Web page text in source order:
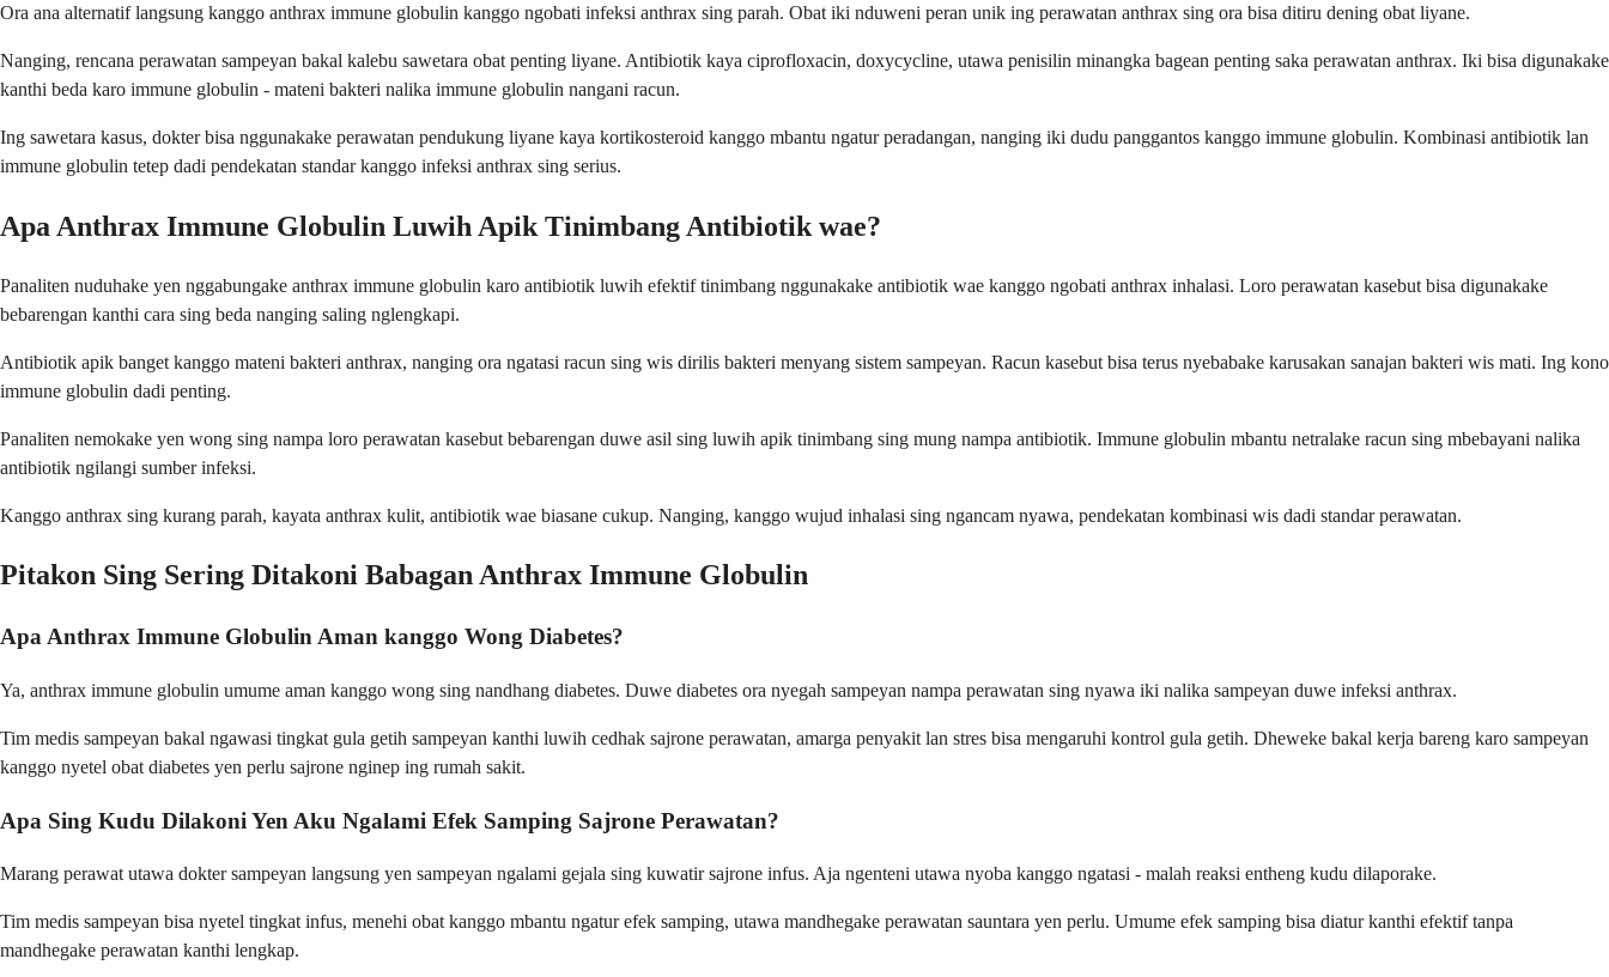
Ora ana alternatif langsung kanggo anthrax immune globulin kanggo ngobati infeksi anthrax sing parah. Obat iki nduweni peran unik ing perawatan anthrax sing ora bisa ditiru dening obat liyane.
Nanging, rencana perawatan sampeyan bakal kalebu sawetara obat penting liyane. Antibiotik kaya ciprofloxacin, doxycycline, utawa penisilin minangka bagean penting saka perawatan anthrax. Iki bisa digunakake
kanthi beda karo immune globulin - mateni bakteri nalika immune globulin nangani racun.
Ing sawetara kasus, dokter bisa nggunakake perawatan pendukung liyane kaya kortikosteroid kanggo mbantu ngatur peradangan, nanging iki dudu panggantos kanggo immune globulin. Kombinasi antibiotik lan
immune globulin tetep dadi pendekatan standar kanggo infeksi anthrax sing serius.
Apa Anthrax Immune Globulin Luwih Apik Tinimbang Antibiotik wae?
Panaliten nuduhake yen nggabungake anthrax immune globulin karo antibiotik luwih efektif tinimbang nggunakake antibiotik wae kanggo ngobati anthrax inhalasi. Loro perawatan kasebut bisa digunakake
bebarengan kanthi cara sing beda nanging saling nglengkapi.
Antibiotik apik banget kanggo mateni bakteri anthrax, nanging ora ngatasi racun sing wis dirilis bakteri menyang sistem sampeyan. Racun kasebut bisa terus nyebabake karusakan sanajan bakteri wis mati. Ing kono
immune globulin dadi penting.
Panaliten nemokake yen wong sing nampa loro perawatan kasebut bebarengan duwe asil sing luwih apik tinimbang sing mung nampa antibiotik. Immune globulin mbantu netralake racun sing mbebayani nalika
antibiotik ngilangi sumber infeksi.
Kanggo anthrax sing kurang parah, kayata anthrax kulit, antibiotik wae biasane cukup. Nanging, kanggo wujud inhalasi sing ngancam nyawa, pendekatan kombinasi wis dadi standar perawatan.
Pitakon Sing Sering Ditakoni Babagan Anthrax Immune Globulin
Apa Anthrax Immune Globulin Aman kanggo Wong Diabetes?
Ya, anthrax immune globulin umume aman kanggo wong sing nandhang diabetes. Duwe diabetes ora nyegah sampeyan nampa perawatan sing nyawa iki nalika sampeyan duwe infeksi anthrax.
Tim medis sampeyan bakal ngawasi tingkat gula getih sampeyan kanthi luwih cedhak sajrone perawatan, amarga penyakit lan stres bisa mengaruhi kontrol gula getih. Dheweke bakal kerja bareng karo sampeyan
kanggo nyetel obat diabetes yen perlu sajrone nginep ing rumah sakit.
Apa Sing Kudu Dilakoni Yen Aku Ngalami Efek Samping Sajrone Perawatan?
Marang perawat utawa dokter sampeyan langsung yen sampeyan ngalami gejala sing kuwatir sajrone infus. Aja ngenteni utawa nyoba kanggo ngatasi - malah reaksi entheng kudu dilaporake.
Tim medis sampeyan bisa nyetel tingkat infus, menehi obat kanggo mbantu ngatur efek samping, utawa mandhegake perawatan sauntara yen perlu. Umume efek samping bisa diatur kanthi efektif tanpa
mandhegake perawatan kanthi lengkap.